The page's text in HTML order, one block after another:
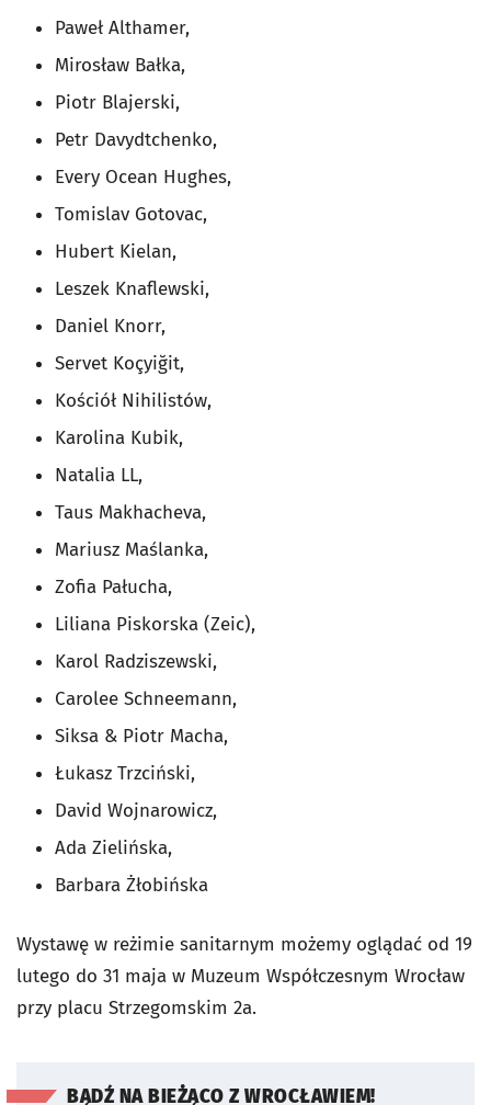
Paweł Althamer,
Mirosław Bałka,
Piotr Blajerski,
Petr Davydtchenko,
Every Ocean Hughes,
Tomislav Gotovac,
Hubert Kielan,
Leszek Knaflewski,
Daniel Knorr,
Servet Koçyiğit,
Kościół Nihilistów,
Karolina Kubik,
Natalia LL,
Taus Makhacheva,
Mariusz Maślanka,
Zofia Pałucha,
Liliana Piskorska (Zeic),
Karol Radziszewski,
Carolee Schneemann,
Siksa & Piotr Macha,
Łukasz Trzciński,
David Wojnarowicz,
Ada Zielińska,
Barbara Żłobińska
Wystawę w reżimie sanitarnym możemy oglądać od 19
lutego do 31 maja w Muzeum Współczesnym Wrocław
przy placu Strzegomskim 2a.
BĄDŹ NA BIEŻĄCO Z WROCŁAWIEM!